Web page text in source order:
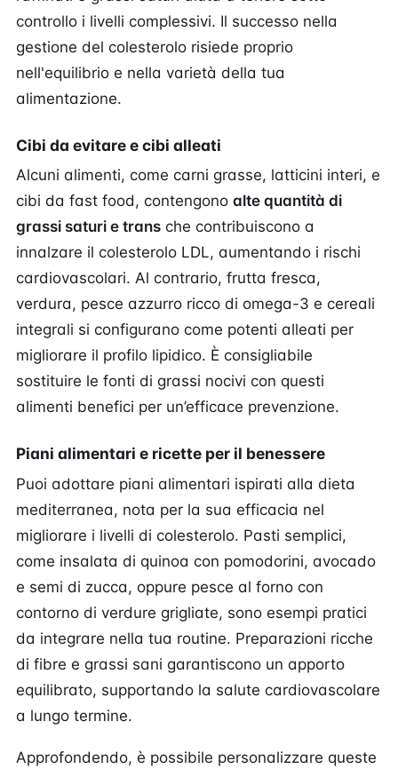
controllo i livelli complessivi. Il successo nella
gestione del colesterolo risiede proprio
nell'equilibrio e nella varietà della tua
alimentazione.
Cibi da evitare e cibi alleati
Alcuni alimenti, come carni grasse, latticini interi, e
cibi da fast food, contengono alte quantità di
grassi saturi e transche contribuiscono a
innalzare il colesterolo LDL, aumentando i rischi
cardiovascolari. Al contrario, frutta fresca,
verdura, pesce azzurro ricco di omega-3 e cereali
integrali si configurano come potenti alleati per
migliorare il profilo lipidico. È consigliabile
sostituire le fonti di grassi nocivi con questi
alimenti benefici per un’efficace prevenzione.
Piani alimentari e ricette per il benessere
Puoi adottare piani alimentari ispirati alla dieta
mediterranea, nota per la sua efficacia nel
migliorare i livelli di colesterolo. Pasti semplici,
come insalata di quinoa con pomodorini, avocado
e semi di zucca, oppure pesce al forno con
contorno di verdure grigliate, sono esempi pratici
da integrare nella tua routine. Preparazioni ricche
di fibre e grassi sani garantiscono un apporto
equilibrato, supportando la salute cardiovascolare
a lungo termine.
Approfondendo, è possibile personalizzare queste